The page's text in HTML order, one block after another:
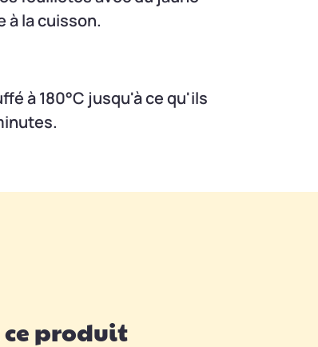
à la cuisson.
à 180°C jusqu'à ce qu'ils
ce produit